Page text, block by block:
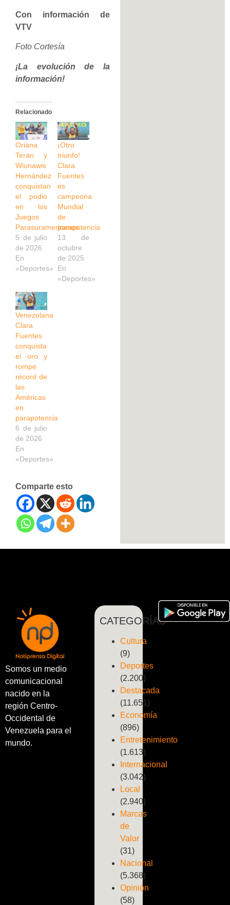
Con información de
VTV
Foto Cortesía
¡La evolución de la
información!
Relacionado
Oriana
Terán y
Wiunawis
Hernández
conquistan
el podio
en los
Juegos
Parasuramericanos
5 de julio
de 2026
En
«Deportes»
¡Otro
triunfo!
Clara
Fuentes
es
campeona
Mundial
de
parapotencia
13 de
octubre
de 2025
En
«Deportes»
Venezolana
Clara
Fuentes
conquista
el oro y
rompe
récord de
las
Américas
en
parapotencia
6 de julio
de 2026
En
«Deportes»
Comparte esto
Somos un medio
comunicacional
nacido en la
región Centro-
Occidental de
Venezuela para el
mundo.
CATEGORÍAS
Cultura
(9)
Deportes
(2.200)
Destacada
(11.651)
Economía
(896)
Entretenimiento
(1.613)
Internacional
(3.042)
Local
(2.940)
Marcas
de
Valor
(31)
Nacional
(5.368)
Opinión
(58)